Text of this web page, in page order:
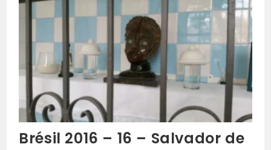
Brésil 2016 – 16 – Salvador de